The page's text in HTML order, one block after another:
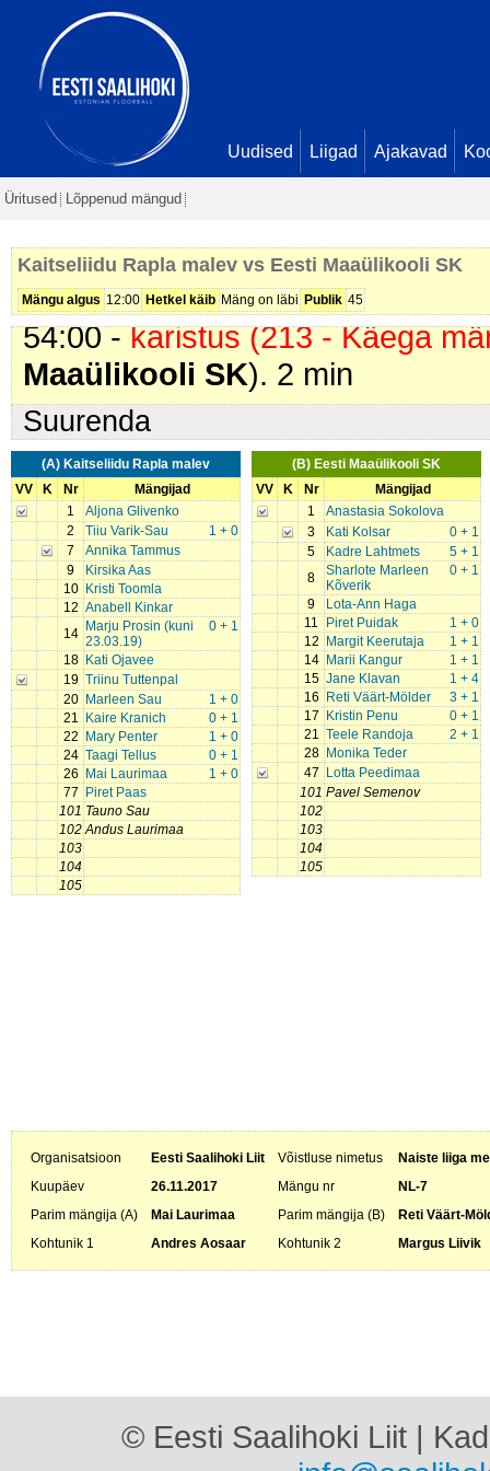
Uudised Liigad Ajakavad
Üritused Lõppenud mängud
Kaitseliidu Rapla malev vs Eesti Maaülikooli SK
Mängu algus 12:00 Hetkel käib Mäng on läbi Publik 45
Lahtmets. Seis
47:12 -värav
Marleen Kõverik. Seis
49:52 - värav . Tiiu Varik-Sau (
51:10 -värav. Mai Laurimaa (
52:26 -värav. Teele Randoja (
Penu. Seis4 - 14
54:00 -karistus (213 - Käega
Maaülikooli SK). 2 min
Suurenda
(A) Kaitseliidu Rapla malev
VV
K Nr
Mängijad
1
Aljona Glivenko
2
1 + 0
Tiiu Varik-Sau
7
Annika Tammus
9
Kirsika Aas
10
Kristi Toomla
12 Anabell Kinkar
14
0 + 1
Marju Prosin (kuni
23.03.19)
18
Kati Ojavee
19 Triinu Tuttenpal
20
1 + 0
Marleen Sau
21
0 + 1
Kaire Kranich
22
1 + 0
Mary Penter
24
0 + 1
Taagi Tellus
26
1 + 0
Mai Laurimaa
77
Piret Paas
101 Tauno Sau
102 Andus Laurimaa
103
104
105
(B) Eesti Maaülikooli SK
VV
K Nr
Mängijad
1
Anastasia Sokolova
3
0 + 1
Kati Kolsar
5
5 + 1
Kadre Lahtmets
8
0 + 1
Sharlote Marleen
Kõverik
9
Lota-Ann Haga
11
1 + 0
Piret Puidak
12
1 + 1
Margit Keerutaja
14
1 + 1
Marii Kangur
15
1 + 4
Jane Klavan
16
3 + 1
Reti Väärt-Mölder
17
0 + 1
Kristin Penu
21
2 + 1
Teele Randoja
28
Monika Teder
47
Lotta Peedimaa
101 Pavel Semenov
102
103
104
105
Organisatsioon Eesti Saalihoki Liit Võistluse nimetus
Naiste liiga
Kuupäev
26.11.2017 Mängu nr
NL-7
Parim mängija (A)
Mai Laurimaa Parim mängija (B)
Reti Väärt-
Kohtunik 1
Andres Aosaar Kohtunik 2 Margus Liivik
© Eesti Saalihoki Liit |